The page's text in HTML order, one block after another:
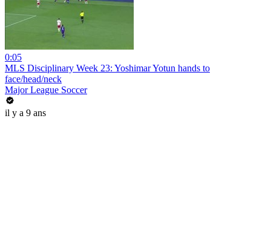
0:05
MLS Disciplinary Week 23: Yoshimar Yotun hands to
face/head/neck
Major League Soccer
il y a 9 ans